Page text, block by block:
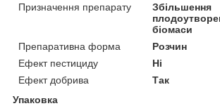
Призначення препарату
Збільшення
біомаси
Препаративна форма
Розчин
Ефект пестициду
Ні
Ефект добрива
Так
Упаковка